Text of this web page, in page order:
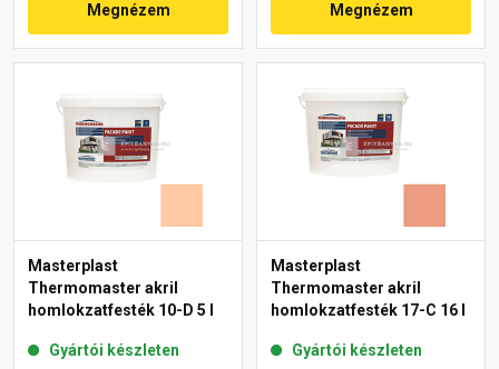
Megnézem Megnézem
Masterplast
Thermomaster akril
homlokzatfesték 10-D 5 l
Gyártói készleten
Masterplast
Thermomaster akril
homlokzatfesték 17-C 16 l
Gyártói készleten